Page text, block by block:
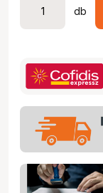
db